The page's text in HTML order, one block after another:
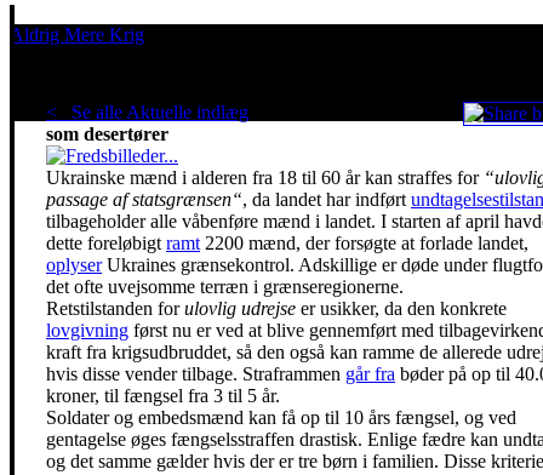
Aldrig Mere Krig
< Se alle Aktuelle indlæg
som desertører
Ukrainske mænd i alderen fra 18 til 60 år kan straffes for
passage af statsgrænsen“, da landet har indført
tilbageholder alle våbenføre mænd i landet. I starten af april
dette foreløbigt ramt 2200 mænd, der forsøgte at forlade landet,
oplyserUkraines grænsekontrol. Adskillige er døde under
det ofte uvejsomme terræn i grænseregionerne.
Retstilstanden forulovlig udrejse er usikker, da den konkrete
lovgivning først nu er ved at blive gennemført med
kraft fra krigsudbruddet, så den også kan ramme de allerede
hvis disse vender tilbage. Straframmen går fra bøder på op til
kroner, til fængsel fra 3 til 5 år.
Soldater og embedsmænd kan få op til 10 års fængsel, og ved
gentagelse øges fængselsstraffen drastisk. Enlige fædre kan
og det samme gælder hvis der er tre børn i familien. Disse